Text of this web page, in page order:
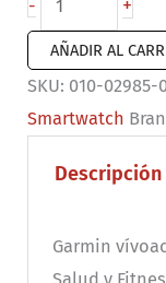
-
vivoactive
rosa
metálico
cantidad
+
AÑADIR AL
SKU: 010-02985-
Smartwatch
Descripción
Garmin
Salud y